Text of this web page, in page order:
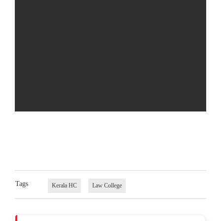
Tags Kerala HC Law College